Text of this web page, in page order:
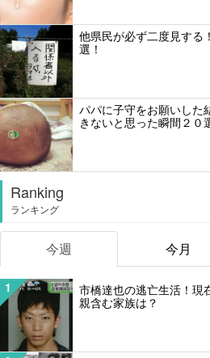
他県民が必ず二度見する
選！
パパに子守をお願いし
きないと思った瞬間２０
Ranking
ランキング
今週 今月
1
市橋達也の逃亡生活！現
親含む家族は？